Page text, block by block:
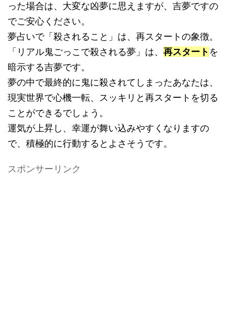
った場合は、大変な凶夢に思えますが、吉夢ですの
でご安心ください。
夢占いで「殺されること」は、再スタートの象徴。
「リアル鬼ごっこで殺される夢」は、 再スタート を
暗示する吉夢です。
夢の中で最終的に鬼に殺されてしまったあなたは、
現実世界で心機一転、スッキリと再スタートを切る
ことができるでしょう。
運気が上昇し、幸運が舞い込みやすくなりますの
で、積極的に行動するとよさそうです。
スポンサーリンク